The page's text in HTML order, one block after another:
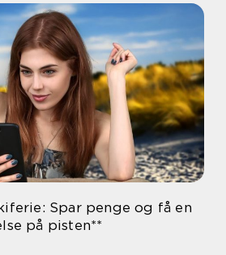
Spar penge og få en
på pisten**